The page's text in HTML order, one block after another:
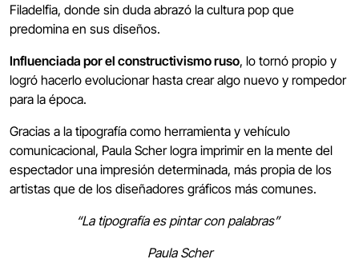
Filadelfia, donde sin duda abrazó la cultura pop que
predomina en sus diseños.
Influenciada por el constructivismo ruso, lo tornó propio y
logró hacerlo evolucionar hasta crear algo nuevo y rompedor
para la época.
Gracias a la tipografía como herramienta y vehículo
comunicacional, Paula Scher logra imprimir en la mente del
espectador una impresión determinada, más propia de los
artistas que de los diseñadores gráficos más comunes.
“La tipografía es pintar con palabras”
Paula Scher